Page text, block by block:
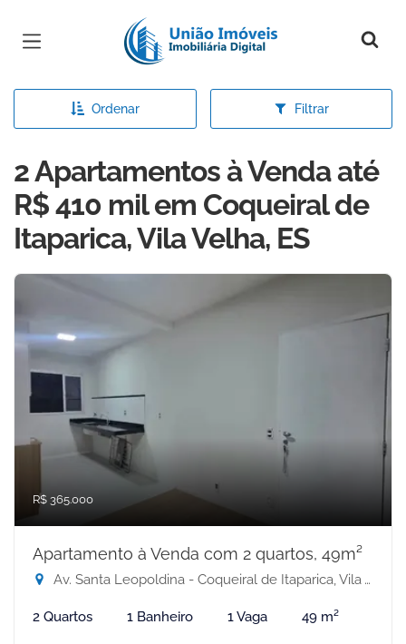
Página inicial
Ordenar Filtrar
2 Apartamentos à Venda até
R$ 410 mil em Coqueiral de
Itaparica, Vila Velha, ES
R$ 365.000
Apartamento à Venda com 2 quartos, 49m²
Av. Santa Leopoldina - Coqueiral de Itaparica, Vila Velha-ES
2 Quartos 1 Banheiro 1 Vaga 49 m²